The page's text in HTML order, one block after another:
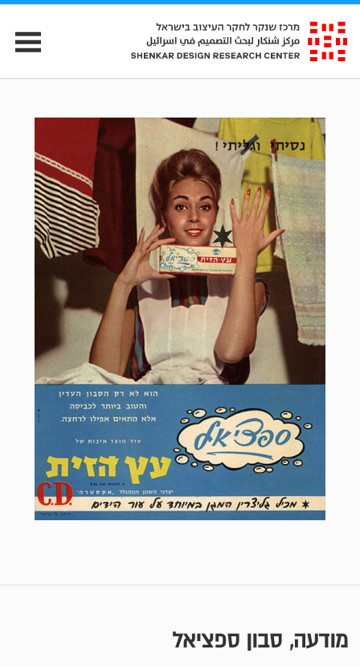
מודעה, סבון ספציאל